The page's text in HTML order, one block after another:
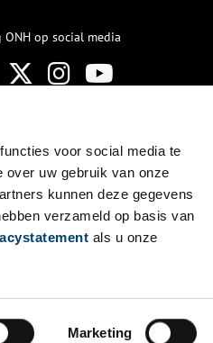
voor social media te
over uw gebruik van onze
kunnen deze gegevens
verzameld op basis van
als u onze
Marketing
en soms ook
Met zulke
genoemd
waren komen
blussen.
waren
eeuw
eeuw in
ONH op social media